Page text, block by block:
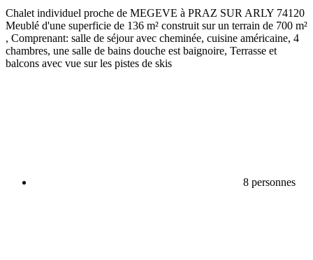
Chalet individuel proche de MEGEVE à PRAZ SUR ARLY 74120
Meublé d'une superficie de 136 m² construit sur un terrain de 700 m²
, Comprenant: salle de séjour avec cheminée, cuisine américaine, 4
chambres, une salle de bains douche est baignoire, Terrasse et
balcons avec vue sur les pistes de skis
8 personnes